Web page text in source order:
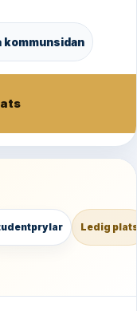
kommunsidan
Ledig